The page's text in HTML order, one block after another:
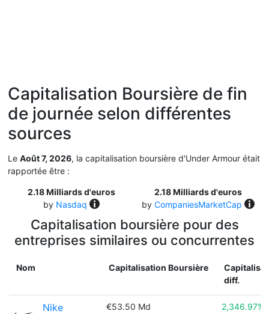
Capitalisation Boursière de fin
de journée selon différentes
sources
Le Août 7, 2026, la capitalisation boursière d'Under Armour était
rapportée être :
2.18 Milliards d'euros
by Nasdaq
2.18 Milliards d'euros
by CompaniesMarketCap
Capitalisation boursière pour des
entreprises similaires ou concurrentes
Nom Capitalisation Boursière
diff.
Nike €53.50 Md 2,346.97%